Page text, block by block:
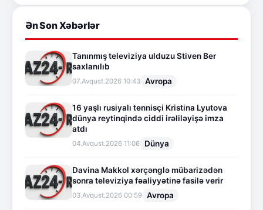
Ən Son Xəbərlər
Tanınmış televiziya ulduzu Stiven Ber
saxlanılıb
07.Avqust.2026 10:43 Avropa
16 yaşlı rusiyalı tennisçi Kristina Lyutova
dünya reytinqində ciddi irəliləyişə imza
atdı
04.Avqust.2026 11:06 Dünya
Davina Makkol xərçənglə mübarizədən
sonra televiziya fəaliyyətinə fasilə verir
03.Avqust.2026 00:59 Avropa